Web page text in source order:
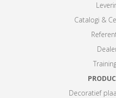
Catalogi &
Decoratief